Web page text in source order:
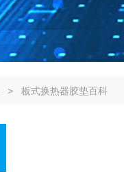
> 板式换热器胶垫百科